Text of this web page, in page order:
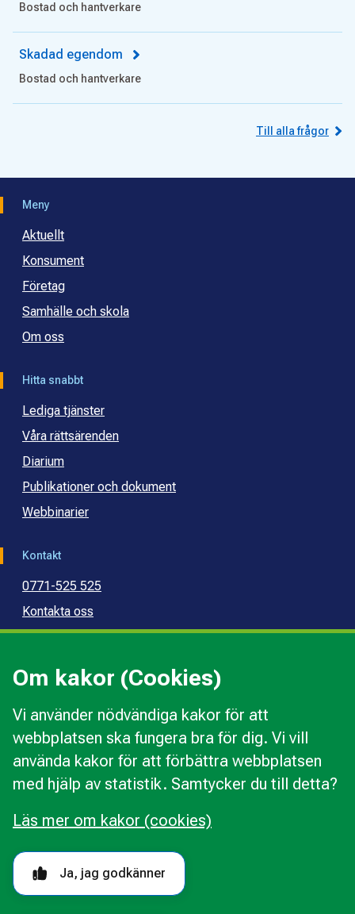
Om kakor (Cookies)
Vi använder nödvändiga kakor för att
webbplatsen ska fungera bra för dig. Vi vill
använda kakor för att förbättra webbplatsen
med hjälp av statistik. Samtycker du till detta?
Ja, jag godkänner
Läs mer om kakor (cookies)
Bostad och hantverkare
Skadad egendom
Bostad och hantverkare
Till alla frågor
Meny
Aktuellt
Konsument
Företag
Samhälle och skola
Om oss
Hitta snabbt
Lediga tjänster
Våra rättsärenden
Diarium
Publikationer och dokument
Webbinarier
Kontakt
0771-525 525
Kontakta oss
Press
Kommunal budget- och skuldrådgivning
Om webbplatsen
Behandling av personuppgifter